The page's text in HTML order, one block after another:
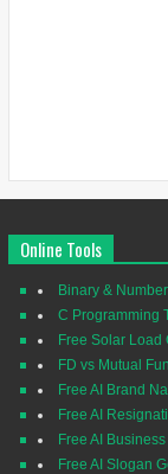
Online Tools
Binary &
C Programming
Free Solar
FD vs Mutual
Free AI Brand
Free AI
Free AI
Free AI Slogan